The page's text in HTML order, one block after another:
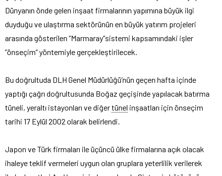
Dünyanın önde gelen inşaat firmalarının yapımına büyük ilgi
duyduğu ve ulaştırma sektörünün en büyük yatırım projeleri
arasında gösterilen ”Marmaray”sistemi kapsamındaki işler
”önseçim” yöntemiyle gerçekleştirilecek.
Bu doğrultuda DLH Genel Müdürlüğü’nün geçen hafta içinde
yaptığı çağrı doğrultusunda Boğaz geçişinde yapılacak batırma
tüneli, yeraltı istayonları ve diğertünel inşaatları için önseçim
tarihi 17 Eylül 2002 olarak belirlendi.
Japon ve Türk firmaları ile üçüncü ülke firmalarına açık olacak
ihaleye teklif vermeleri uygun olan gruplara yeterlilik verilerek